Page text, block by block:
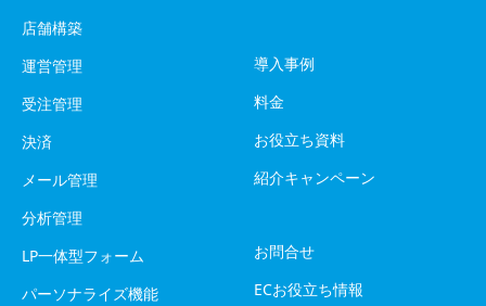
店舗構築
運営管理
受注管理
決済
メール管理
分析管理
LP一体型フォーム
パーソナライズ機能
導入事例
料金
お役立ち資料
紹介キャンペーン
お問合せ
ECお役立ち情報